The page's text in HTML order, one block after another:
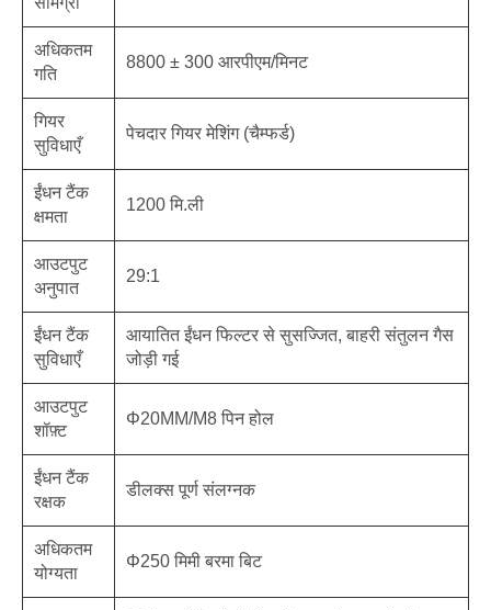
अधिकतम
गति
8800 ± 300 आरपीएम/मिनट
गियर
सुविधाएँ
पेचदार गियर मेशिंग (चैम्फर्ड)
ईंधन टैंक
क्षमता
1200 मि.ली
आउटपुट
अनुपात
29:1
ईंधन टैंक
सुविधाएँ
आयातित ईंधन फिल्टर से सुसज्जित, बाहरी संतुलन गैस
जोड़ी गई
आउटपुट
शॉफ़्ट
Φ20MM/M8 पिन होल
ईंधन टैंक
रक्षक
डीलक्स पूर्ण संलग्नक
अधिकतम
योग्यता
Φ250 मिमी बरमा बिट